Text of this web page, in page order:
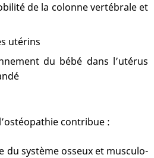
de la colonne vertébrale et
utérins
du bébé dans l’utérus
contribue :
du système osseux et musculo-